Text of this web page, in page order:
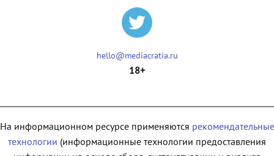
hello@mediacratia.ru
18+
На информационном ресурсе применяются рекомендательные
технологии (информационные технологии предоставления